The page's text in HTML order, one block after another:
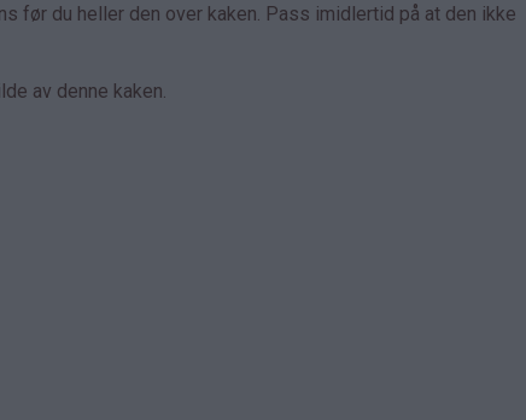
før du heller den over kaken. Pass imidlertid på at den ikke
av denne kaken.